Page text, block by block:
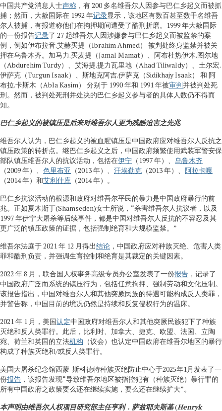
中国共产党消息人士声称 ，有 200 多名维吾尔人因参与巴仁乡起义而被抓
捕；然而，大赦国际在 1992 年记录显示，该地区有数百甚至数千名维吾
尔人被捕，有报道称他们在拘押期间遭受了酷刑折磨。1999 年大赦国际
的一份报告记录了 27 起维吾尔人因涉嫌参与巴仁乡起义而被监禁的案
例，例如伊布拉音.艾赫买提（Ibrahim Ahmed） 被判处终身监禁并被关
押在乌鲁木齐。加马力.买麦提（Jamal Mamat）、阿布杜热伊木.图尔地
（Abdurehim Turdy）、艾海提.提力瓦里地（Ahad Tiliwaldy）、土尔宏.
伊萨克（Turgun Isaak）、斯地克阿吉.伊萨克（Sidikhajy Isaak） 和 阿
布拉.卡斯木（Abla Kasim） 分别于 1990 年和 1991 年被审判并被判处死
刑。然而，被判处死刑并处决的巴仁乡起义参与者的具体人数仍不得而
知。
巴仁乡起义的被镇压是后来对维吾尔人更为残酷迫害之先兆
维吾尔人认为，巴仁乡起义的被血腥镇压是中国政府应对维吾尔人反抗之
镇压政策的转折点。继巴仁乡起义之后，中国政府频繁使用武装军警安保
部队镇压维吾尔人的抗议活动，包括在伊宁 （1997 年）、 乌鲁木齐
（2009 年）、 色里布亚 （2013 年）、 汗埃勒克 （2013 年）、 阿拉卡嘎
（2014 年）和艾利什库 （2014 年）。
巴仁乡抗议活动的根源和政府对维吾尔平民的暴力是中国政府暴行的前
兆。正如夏木斯丁(Shamseden)女士所说，“杀害维吾尔人抗议者，以及
1997 年伊宁大屠杀等后续事件，都是中国对维吾尔人反抗的不容忍及其
更广泛的镇压政策的证据，包括强制绝育和大规模监禁。”
维吾尔法庭于 2021 年 12 月得出结论 ，中国政府应对种族灭绝、危害人类
罪和酷刑负责，并强调生育控制和绝育是其裁定的关键因素。
2022 年 8 月，联合国人权事务高级专员办公室发表了一份报告 ，记录了
中国政府广泛而系统的镇压行为，包括任意拘押、强制劳动和文化压制。
该报告指出，中国对维吾尔人和其他突厥民族的待遇可能构成反人类罪，
并警告称，中国目前的境况仍然是持续和反复侵权行为的温床。
2021 年 1 月，美国认定中国政府对维吾尔人和其他突厥民族犯下了种族
灭绝和反人类罪行。此后，比利时、加拿大、捷克、欧盟、法国、立陶
宛、荷兰和英国的立法机构 （议会）也认定中国政府在维吾尔地区的暴行
构成了种族灭绝和/或反人类罪行。
美国大屠杀纪念馆西蒙-斯科德特种族灭绝防止中心于2025年1月发表了一
份报告 ，该报告发现“导致维吾尔地区被指控犯有（种族灭绝）暴行罪的
所有中国政府之政策要么还在继续实施，要么还在继续扩大”。
本声明由维吾尔人权项目研究部主任亨利．萨兹耶夫斯基(Henryk